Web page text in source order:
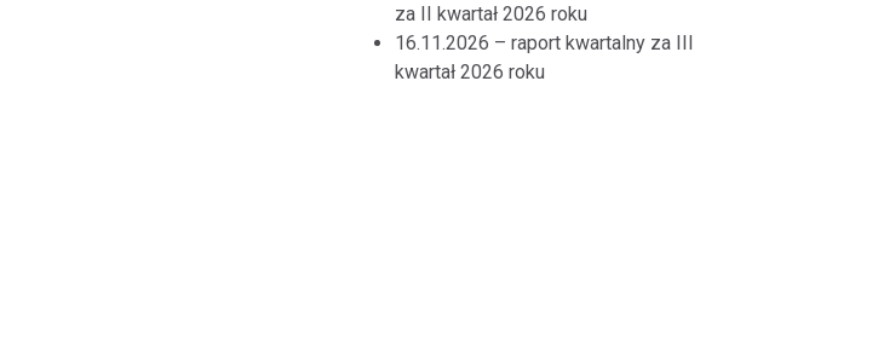
za II kwartał 2026 roku
16.11.2026 – raport kwartalny za III
kwartał 2026 roku